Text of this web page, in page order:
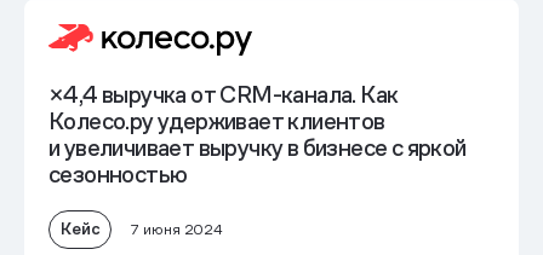
×4,4 выручка от CRM-канала. Как
Колесо.ру удерживает клиентов
и увеличивает выручку в бизнесе с яркой
сезонностью
Кейс 7 июня 2024